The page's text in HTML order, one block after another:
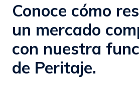
Conoce cómo
un mercado
con nuestra
de Peritaje.